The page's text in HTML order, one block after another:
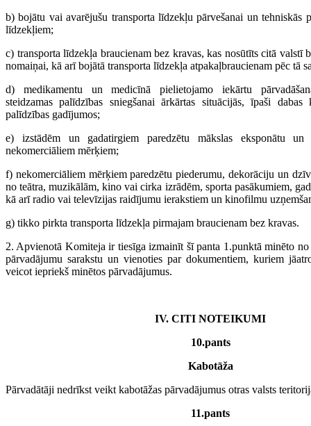
b) bojātu vai avarējušu transporta līdzekļu pārvešanai un tehniskās
līdzekļiem;
c) transporta līdzekļa braucienam bez kravas, kas nosūtīts citā valstī
nomaiņai, kā arī bojātā transporta līdzekļa atpakaļbraucienam pēc tā
d) medikamentu un medicīnā pielietojamo iekārtu
steidzamas palīdzības sniegšanai ārkārtas situācijās, īpaši dabas
palīdzības gadījumos;
e) izstādēm un gadatirgiem paredzētu mākslas eksponātu un
nekomerciāliem mērķiem;
f) nekomerciāliem mērķiem paredzētu piederumu, dekorāciju un
no teātra, muzikālām, kino vai cirka izrādēm, sporta pasākumiem,
kā arī radio vai televīzijas raidījumu ierakstiem un kinofilmu
g) tikko pirkta transporta līdzekļa pirmajam braucienam bez kravas.
2. Apvienotā Komiteja ir tiesīga izmainīt šī panta 1.punktā minēto
pārvadājumu sarakstu un vienoties par dokumentiem, kuriem
veicot iepriekš minētos pārvadājumus.
IV. CITI NOTEIKUMI
10.pants
Kabotāža
Pārvadātāji nedrīkst veikt kabotāžas pārvadājumus otras valsts
11.pants